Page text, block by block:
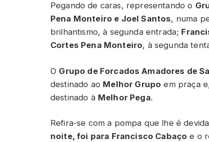
Pegando de caras, representando o
Pena Monteiro e Joel Santos, numa
brilhantismo, à segunda entrada;
Cortes Pena Monteiro, à segunda
O Grupo de Forcados Amadores de
destinado ao Melhor Grupo em praça
destinado à Melhor Pega.
Refira-se com a pompa que lhe é
noite, foi para Francisco Cabaço e o